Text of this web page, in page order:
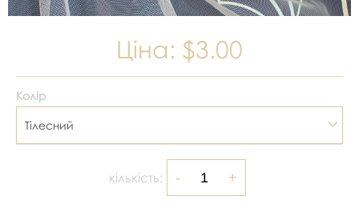
Ціна: $3.00
Колір
Тілесний
кількість: